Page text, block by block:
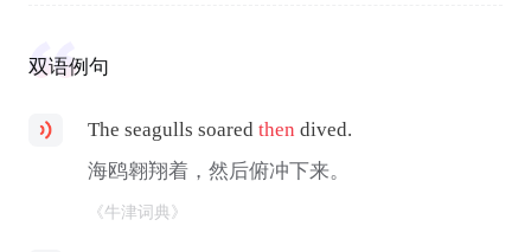
双语例句
The seagulls soaredthen dived.
海鸥翱翔着，然后俯冲下来。
《牛津词典》